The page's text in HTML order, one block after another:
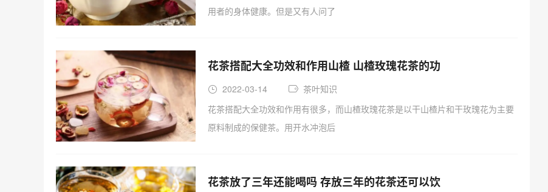
用者的身体健康。但是又有人问了
花茶搭配大全功效和作用山楂 山楂玫瑰花茶的功
2022-03-14
茶叶知识
花茶搭配大全功效和作用有很多，而山楂玫瑰花茶是以干山楂片和干玫瑰花为主要
原料制成的保健茶。用开水冲泡后
花茶放了三年还能喝吗 存放三年的花茶还可以饮